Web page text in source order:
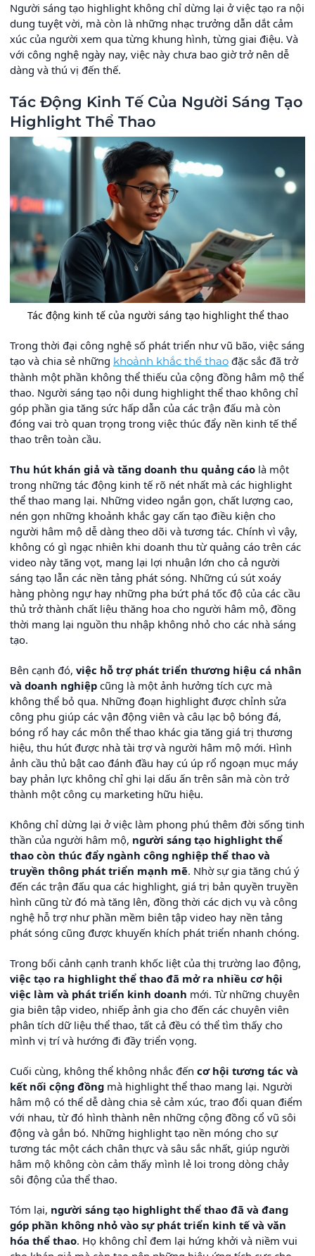
Người sáng tạo highlight không chỉ dừng lại ở việc tạo ra nội
dung tuyệt vời, mà còn là những nhạc trưởng dẫn dắt cảm
xúc của người xem qua từng khung hình, từng giai điệu. Và
với công nghệ ngày nay, việc này chưa bao giờ trở nên dễ
dàng và thú vị đến thế.
Tác Động Kinh Tế Của Người Sáng Tạo
Highlight Thể Thao
Tác động kinh tế của người sáng tạo highlight thể thao
Trong thời đại công nghệ số phát triển như vũ bão, việc sáng
tạo và chia sẻ những khoảnh khắc thể thao đặc sắc đã trở
thành một phần không thể thiếu của cộng đồng hâm mộ thể
thao. Người sáng tạo nội dung highlight thể thao không chỉ
góp phần gia tăng sức hấp dẫn của các trận đấu mà còn
đóng vai trò quan trọng trong việc thúc đẩy nền kinh tế thể
thao trên toàn cầu.
Thu hút khán giả và tăng doanh thu quảng cáo là một
trong những tác động kinh tế rõ nét nhất mà các highlight
thể thao mang lại. Những video ngắn gọn, chất lượng cao,
nén gọn những khoảnh khắc gay cấn tạo điều kiện cho
người hâm mộ dễ dàng theo dõi và tương tác. Chính vì vậy,
không có gì ngạc nhiên khi doanh thu từ quảng cáo trên các
video này tăng vọt, mang lại lợi nhuận lớn cho cả người
sáng tạo lẫn các nền tảng phát sóng. Những cú sút xoáy
hàng phòng ngự hay những pha bứt phá tốc độ của các cầu
thủ trở thành chất liệu thăng hoa cho người hâm mộ, đồng
thời mang lại nguồn thu nhập không nhỏ cho các nhà sáng
tạo.
Bên cạnh đó, việc hỗ trợ phát triển thương hiệu cá nhân
và doanh nghiệp cũng là một ảnh hưởng tích cực mà
không thể bỏ qua. Những đoạn highlight được chỉnh sửa
công phu giúp các vận động viên và câu lạc bộ bóng đá,
bóng rổ hay các môn thể thao khác gia tăng giá trị thương
hiệu, thu hút được nhà tài trợ và người hâm mộ mới. Hình
ảnh cầu thủ bật cao đánh đầu hay cú úp rổ ngoạn mục máy
bay phản lực không chỉ ghi lại dấu ấn trên sân mà còn trở
thành một công cụ marketing hữu hiệu.
Không chỉ dừng lại ở việc làm phong phú thêm đời sống tinh
thần của người hâm mộ, người sáng tạo highlight thể
thao còn thúc đẩy ngành công nghiệp thể thao và
truyền thông phát triển mạnh mẽ. Nhờ sự gia tăng chú ý
đến các trận đấu qua các highlight, giá trị bản quyền truyền
hình cũng từ đó mà tăng lên, đồng thời các dịch vụ và công
nghệ hỗ trợ như phần mềm biên tập video hay nền tảng
phát sóng cũng được khuyến khích phát triển nhanh chóng.
Trong bối cảnh cạnh tranh khốc liệt của thị trường lao động,
việc tạo ra highlight thể thao đã mở ra nhiều cơ hội
việc làm và phát triển kinh doanh mới. Từ những chuyên
gia biên tập video, nhiếp ảnh gia cho đến các chuyên viên
phân tích dữ liệu thể thao, tất cả đều có thể tìm thấy cho
mình vị trí và hướng đi đầy triển vọng.
Cuối cùng, không thể không nhắc đến cơ hội tương tác và
kết nối cộng đồng mà highlight thể thao mang lại. Người
hâm mộ có thể dễ dàng chia sẻ cảm xúc, trao đổi quan điểm
với nhau, từ đó hình thành nên những cộng đồng cổ vũ sôi
động và gắn bó. Những highlight tạo nền móng cho sự
tương tác một cách chân thực và sâu sắc nhất, giúp người
hâm mộ không còn cảm thấy mình lẻ loi trong dòng chảy
sôi động của thể thao.
Tóm lại, người sáng tạo highlight thể thao đã và đang
góp phần không nhỏ vào sự phát triển kinh tế và văn
hóa thể thao. Họ không chỉ đem lại hứng khởi và niềm vui